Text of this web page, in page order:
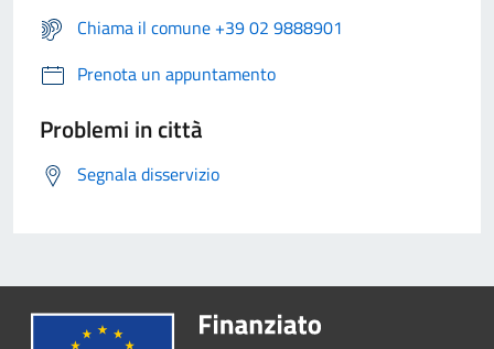
Chiama il comune +39 02 9888901
Prenota un appuntamento
Problemi in città
Segnala disservizio